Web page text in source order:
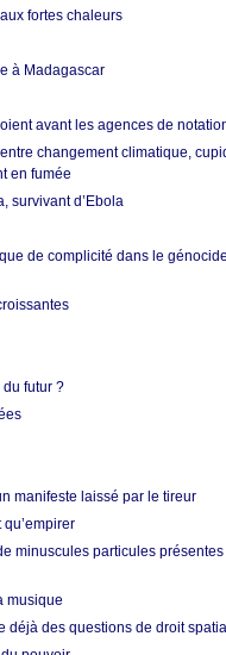
fortes chaleurs
à Madagascar
avant les agences de
changement climatique,
en fumée
survivant d’Ebola
de complicité dans le
futur ?
manifeste laissé par le tireur
minuscules particules
musique
des questions de droit spatial